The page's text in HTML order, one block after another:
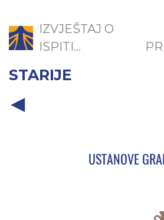
IZVJEŠTAJ O
ISPITI...
STARIJE
USTANOVE